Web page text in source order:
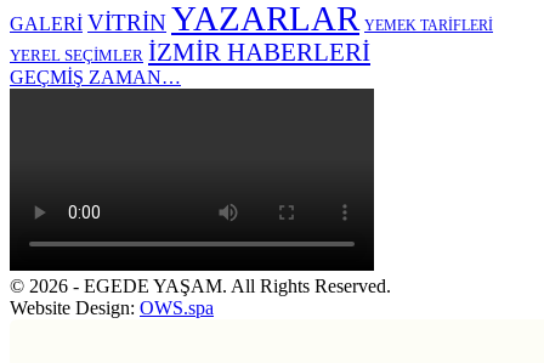
GALERİ VİTRİNYAZARLAR YEMEK TARİFLERİ
YEREL SEÇİMLER İZMİR HABERLERİ
GEÇMİŞ ZAMAN…
© 2026 - EGEDE YAŞAM. All Rights Reserved.
Website Design: OWS.spa